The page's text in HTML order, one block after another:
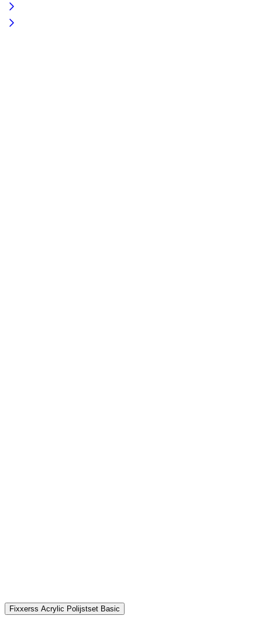
Fixxerss Acrylic Polijstset Basic